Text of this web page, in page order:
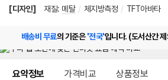
[디자인]
재질: 메탈 / 체지방측정 / TFT아바타
배송비 무료의 기준은'전국'입니다. (도서산간
요약정보 가격비교 상품정보